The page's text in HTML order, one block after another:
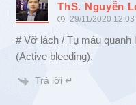
ThS. Nguyễn
29/11/2020 12:03
# Vỡ lách / Tụ máu quanh
(Active bleeding).
Trả lời ↵